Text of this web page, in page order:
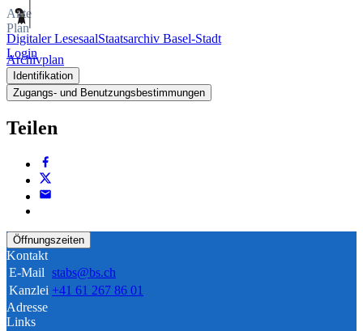
Digitaler LesesaalStaatsarchiv Basel-Stadt
Login
Akte
Plan
Archivplan
Identifikation
Zugangs- und Benutzungsbestimmungen
Teilen
Öffnungszeiten
Kontakt
E-Mail stabs@bs.ch
Kanzlei +41 61 267 86 01
Adresse
Links